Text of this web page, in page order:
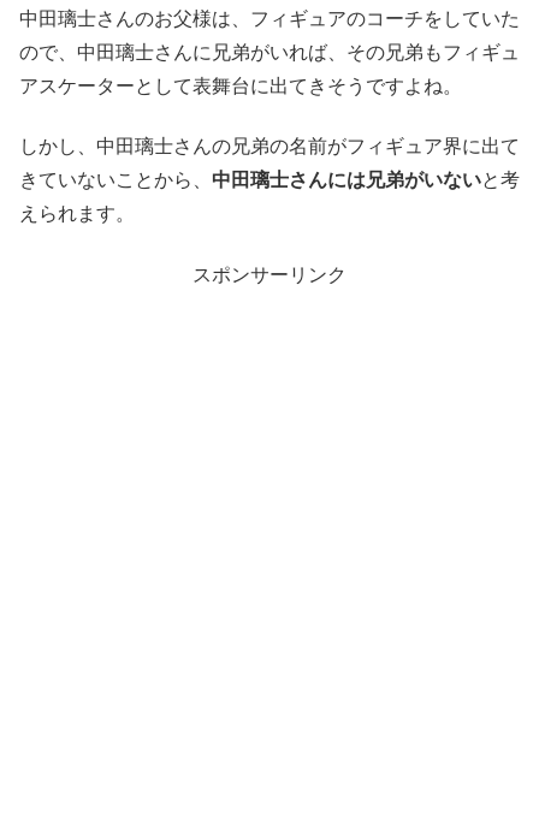
中田璃士さんのお父様は、フィギュアのコーチをしていた
ので、中田璃士さんに兄弟がいれば、その兄弟もフィギュ
アスケーターとして表舞台に出てきそうですよね。
しかし、中田璃士さんの兄弟の名前がフィギュア界に出て
きていないことから、 中田璃士さんには兄弟がいないと考
えられます。
スポンサーリンク